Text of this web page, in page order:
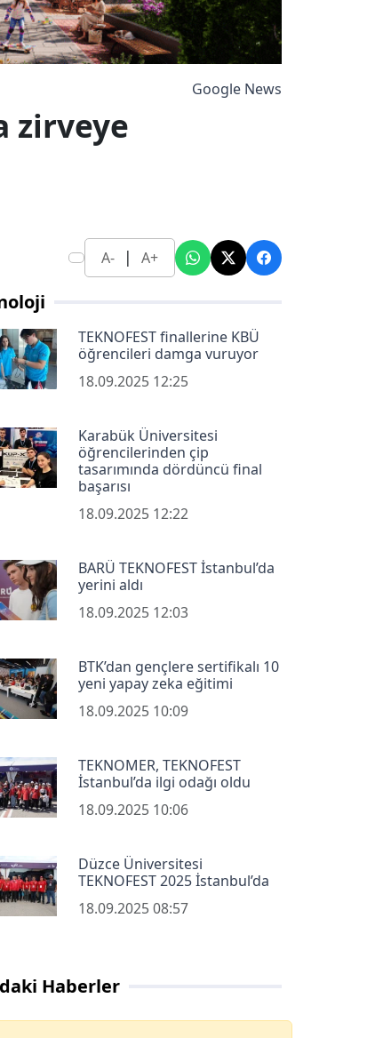
Google News
zirveye
A- | A+
TEKNOFEST finallerine KBÜ
öğrencileri damga vuruyor
18.09.2025 12:25
Karabük Üniversitesi
öğrencilerinden çip
tasarımında dördüncü final
başarısı
18.09.2025 12:22
BARÜ TEKNOFEST İstanbul’da
yerini aldı
18.09.2025 12:03
BTK’dan gençlere sertifikalı 10
yeni yapay zeka eğitimi
18.09.2025 10:09
TEKNOMER, TEKNOFEST
İstanbul’da ilgi odağı oldu
18.09.2025 10:06
Düzce Üniversitesi
TEKNOFEST 2025 İstanbul’da
18.09.2025 08:57
Haberler